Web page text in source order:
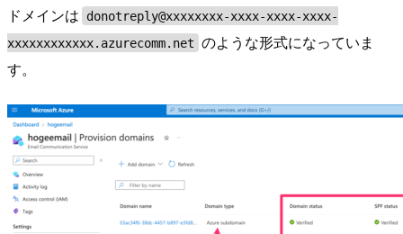
ドメインは
donotreply@xxxxxxxx-xxxx-xxxx-xxxx-
xxxxxxxxxxxx.azurecomm.net のような形式になっていま
す。